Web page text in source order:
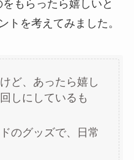
もらったら嬉しいと
トを考えてみました。
ど、あったら嬉し
しにしているも
のグッズで、日常